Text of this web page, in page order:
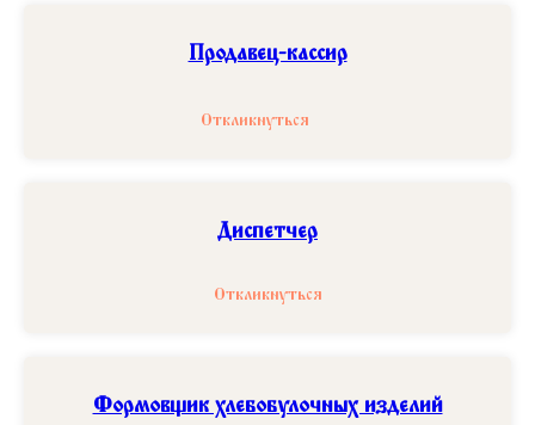
Продавец-кассир
Откликнуться
Диспетчер
Откликнуться
Формовщик хлебобулочных изделий